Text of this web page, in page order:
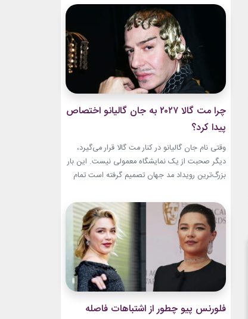
حضور ابروی باریک مدرن را به‌وضوح خواهید دید. با
این حال، این بازگشت شباهت چندانی به ابروهای
بسیار نازک دهه ۱۹۹۰ و اوایل دهه...
چرا مت گالا ۲۰۲۷ به جان گالیانو اختصاص
پیدا کرد؟
وقتی نام جان گالیانو در کنار مت گالا قرار می‌گیرد،
دیگر صحبت از یک نمایشگاه معمولی نیست. این بار
بزرگ‌ترین رویداد مد جهان تصمیم گرفته است تمام
طراحان تاریخ را به تصویر بکشد. نمایشگاه John
Galliano: Horizons که با عنوان «افق‌های جان
گالیانو» شناخته می‌شود، فقط مرور لباس‌های...
فلورنس پیو چطور از اشتباهات فاصله